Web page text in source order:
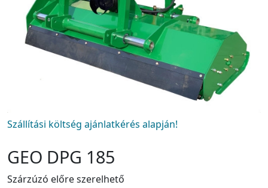
Szállítási költség ajánlatkérés alapján!
GEO DPG 185
Szárzúzó előre szerelhető